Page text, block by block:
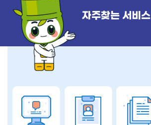
자주찾는 서비스